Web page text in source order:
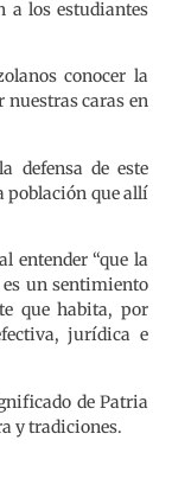
a los estudiantes
conocer la
nuestras caras en
defensa de este
población que allí
entender “que la
un sentimiento
que habita, por
jurídica e
de Patria
y tradiciones.